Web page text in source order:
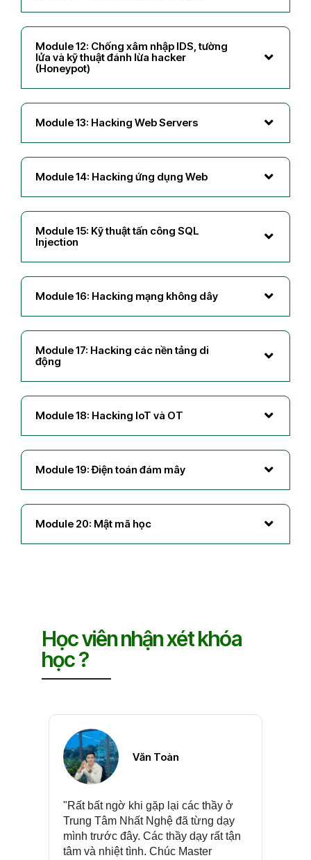
Module 12: Chống xâm nhập IDS, tường
lửa và kỹ thuật đánh lừa hacker
(Honeypot)
Module 13: Hacking Web Servers
Module 14: Hacking ứng dụng Web
Module 15: Kỹ thuật tấn công SQL
Injection
Module 16: Hacking mạng không dây
Module 17: Hacking các nền tảng di
động
Module 18: Hacking IoT và OT
Module 19: Điện toán đám mây
Module 20: Mật mã học
Học viên nhận xét khóa
học ?
Văn Toàn
"Rất bất ngờ khi gặp lại các thầy ở
Trung Tâm Nhất Nghệ đã từng dạy
mình trước đây. Các thầy dạy rất tận
tâm và nhiệt tình. Chúc Master